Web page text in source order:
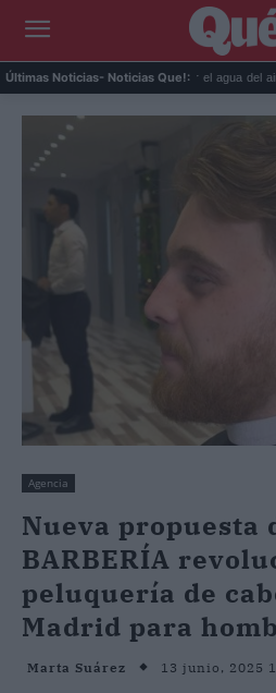
Últimas Noticias- Noticias Que!:
prácticos para reutilizar el agua del aire ...
Agencia
Nueva propuesta
BARBERÍA
peluquería de
Madrid para
Marta Suárez 13 junio, 2025